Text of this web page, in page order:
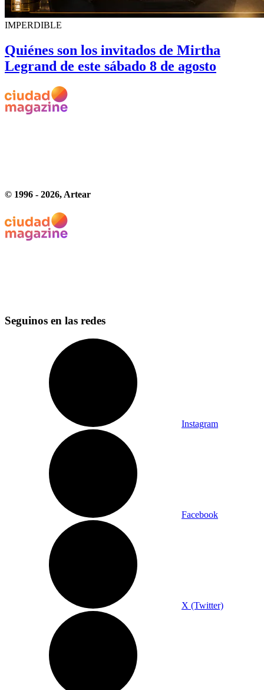
IMPERDIBLE
Quiénes son los invitados de Mirtha
Legrand de este sábado 8 de agosto
© 1996 - 2026, Artear
Seguinos en las redes
Instagram
Facebook
X (Twitter)